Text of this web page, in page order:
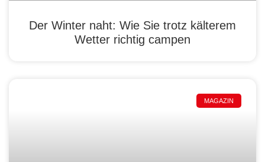
Der Winter naht: Wie Sie trotz kälterem
Wetter richtig campen
MAGAZIN